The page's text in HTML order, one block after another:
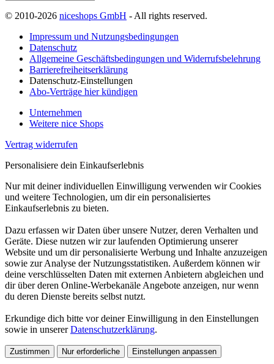
© 2010-2026 niceshops GmbH - All rights reserved.
Impressum und Nutzungsbedingungen
Datenschutz
Allgemeine Geschäftsbedingungen und Widerrufsbelehrung
Barrierefreiheitserklärung
Datenschutz-Einstellungen
Abo-Verträge hier kündigen
Unternehmen
Weitere nice Shops
Vertrag widerrufen
Personalisiere dein Einkaufserlebnis
Nur mit deiner individuellen Einwilligung verwenden wir Cookies
und weitere Technologien, um dir ein personalisiertes
Einkaufserlebnis zu bieten.
Dazu erfassen wir Daten über unsere Nutzer, deren Verhalten und
Geräte. Diese nutzen wir zur laufenden Optimierung unserer
Website und um dir personalisierte Werbung und Inhalte anzuzeigen
sowie zur Analyse der Nutzungsstatistiken. Außerdem können wir
deine verschlüsselten Daten mit externen Anbietern abgleichen und
dir über deren Online-Werbekanäle Angebote anzeigen, nur wenn
du deren Dienste bereits selbst nutzt.
Erkundige dich bitte vor deiner Einwilligung in den Einstellungen
sowie in unsererDatenschutzerklärung.
Zustimmen Nur erforderliche Einstellungen anpassen